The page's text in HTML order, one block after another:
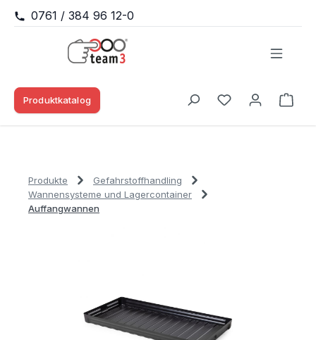
Zum Hauptinhalt springen
0761 / 384 96 12-0
Produktkatalog
Du hast 0
Produkte
Gefahrstoffhandling
Wannensysteme und Lagercontainer
Auffangwannen